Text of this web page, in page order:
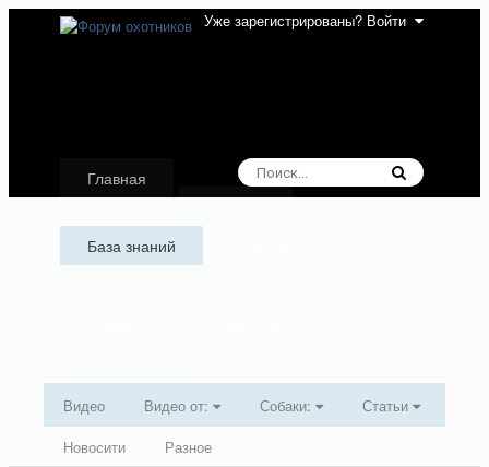
Уже зарегистрированы? Войти
Главная
База знаний
Видео Видео от: Собаки:
Статьи
Новосити
Разное